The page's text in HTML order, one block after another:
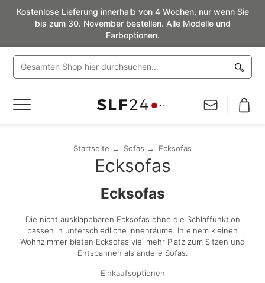
Kostenlose Lieferung innerhalb von 4 Wochen, nur wenn Sie
bis zum 30. November bestellen. Alle Modelle und
Farboptionen.
Navigation
Startseite Sofas Ecksofas
Ecksofas
Ecksofas
Die nicht ausklappbaren Ecksofas ohne die Schlaffunktion
passen in unterschiedliche Innenräume. In einem kleinen
Wohnzimmer bieten Ecksofas viel mehr Platz zum Sitzen und
Entspannen als andere Sofas.
Einkaufsoptionen